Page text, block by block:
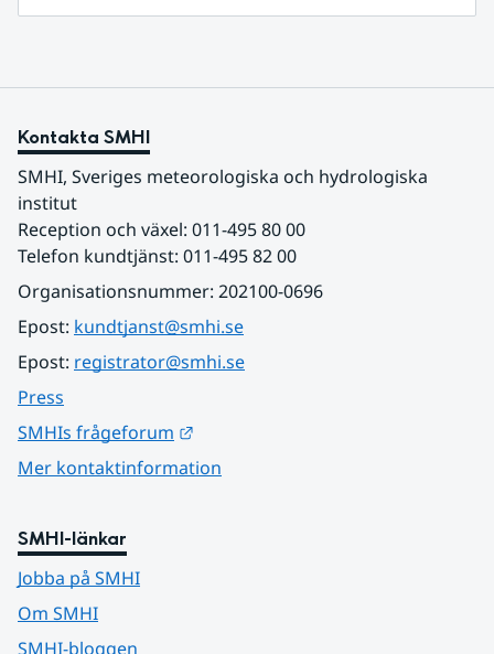
Kontakta SMHI
SMHI, Sveriges meteorologiska och hydrologiska
institut
Reception och växel: 011-495 80 00
Telefon kundtjänst: 011-495 82 00
Organisationsnummer: 202100-0696
Epost: kundtjanst@smhi.se
Epost: registrator@smhi.se
Press
SMHIs frågeforum
Mer kontaktinformation
SMHI-länkar
Jobba på SMHI
Om SMHI
SMHI-bloggen